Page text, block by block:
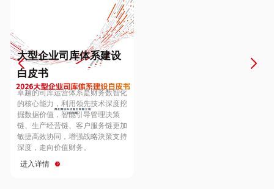
Europe
Hungary
Hong Kong
大型企业司库体系建设
白皮书
卓越的司库运营体系是财务数智化
的核心能力，利用领先技术深度挖
掘数据价值，智能引导管理决策
链、生产经营链、客户服务链更加
敏捷高效协同，增强战略決策支持
深度，走向价值财务。
进入详情